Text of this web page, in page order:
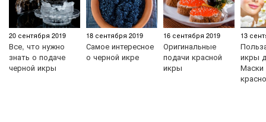
20 сентября 2019
Все, что нужно
знать о подаче
черной икры
18 сентября 2019
Самое интересное
о черной икре
16 сентября 2019
Оригинальные
подачи красной
икры
13
икры
Маски